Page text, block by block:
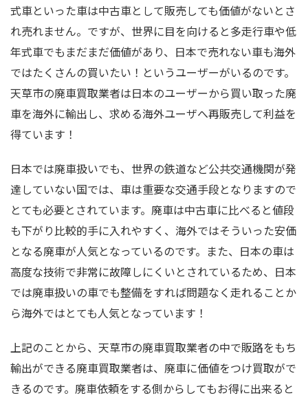
式車といった車は中古車として販売しても価値がないとさ
れ売れません。ですが、世界に目を向けると多走行車や低
年式車でもまだまだ価値があり、日本で売れない車も海外
ではたくさんの買いたい！というユーザーがいるのです。
天草市の廃車買取業者は日本のユーザーから買い取った廃
車を海外に輸出し、求める海外ユーザへ再販売して利益を
得ています！
日本では廃車扱いでも、世界の鉄道など公共交通機関が発
達していない国では、車は重要な交通手段となりますので
とても必要とされています。廃車は中古車に比べると値段
も下がり比較的手に入れやすく、海外ではそういった安価
となる廃車が人気となっているのです。また、日本の車は
高度な技術で非常に故障しにくいとされているため、日本
では廃車扱いの車でも整備をすれば問題なく走れることか
ら海外ではとても人気となっています！
上記のことから、天草市の廃車買取業者の中で販路をもち
輸出ができる廃車買取業者は、廃車に価値をつけ買取がで
きるのです。廃車依頼をする側からしてもお得に出来ると